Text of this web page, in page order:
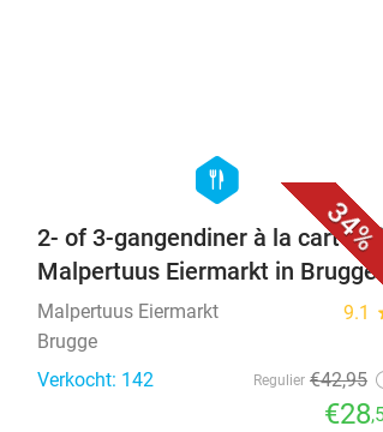
34%
hexagon
food
2- of 3-gangendiner à la carte
Malpertuus Eiermarkt in Brugge
Malpertuus Eiermarkt 9.1
Brugge
Verkocht: 142
Regulier €42,95
€28